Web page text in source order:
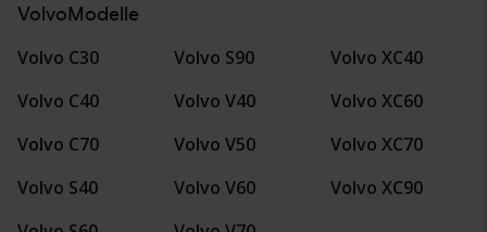
VolvoModelle
Volvo C30
Volvo C40
Volvo C70
Volvo S40
Volvo S90
Volvo V40
Volvo V50
Volvo V60
Volvo XC40
Volvo XC60
Volvo XC70
Volvo XC90